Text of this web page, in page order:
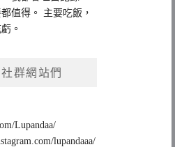
值得。 主要吃飯，
。
群網站們
Lupandaa/
lupandaaa/